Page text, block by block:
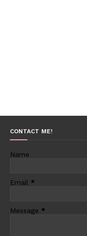
CONTACT ME!
Name
Email *
Message *